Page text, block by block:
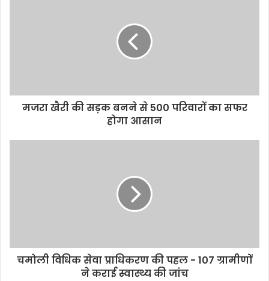
मजरा खैरी की सड़क बनने से 500 परिवारों का सफर
होगा आसान
चमोली विधिक सेवा प्राधिकरण की पहल - 107 ग्रामीणों
ने कराई स्वास्थ्य की जांच